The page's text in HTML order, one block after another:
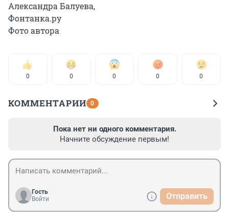
Александра Балуева,
Фонтанка.ру
Фото автора
0 0 0 0 0
КОММЕНТАРИИ 0
Пока нет ни одного комментария.
Начните обсуждение первым!
Гость
Войти
Отправить